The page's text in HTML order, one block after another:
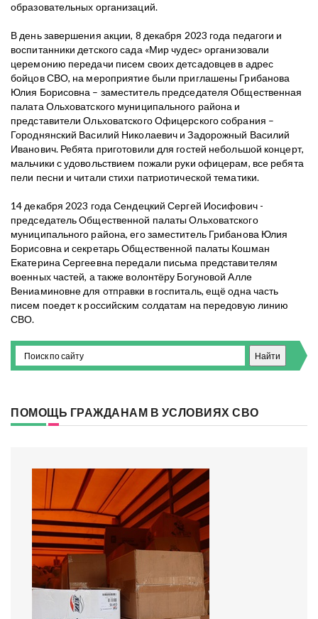
образовательных организаций.
В день завершения акции, 8 декабря 2023 года педагоги и
воспитанники детского сада «Мир чудес» организовали
церемонию передачи писем своих детсадовцев в адрес
бойцов СВО, на мероприятие были приглашены Грибанова
Юлия Борисовна – заместитель председателя Общественная
палата Ольховатского муниципального района и
представители Ольховатского Офицерского собрания –
Городнянский Василий Николаевич и Задорожный Василий
Иванович. Ребята приготовили для гостей небольшой концерт,
мальчики с удовольствием пожали руки офицерам, все ребята
пели песни и читали стихи патриотической тематики.
14 декабря 2023 года Сендецкий Сергей Иосифович -
председатель Общественной палаты Ольховатского
муниципального района, его заместитель Грибанова Юлия
Борисовна и секретарь Общественной палаты Кошман
Екатерина Сергеевна передали письма представителям
военных частей, а также волонтёру Богуновой Алле
Вениаминовне для отправки в госпиталь, ещё одна часть
писем поедет к российским солдатам на передовую линию
СВО.
ПОМОЩЬ ГРАЖДАНАМ В УСЛОВИЯХ СВО